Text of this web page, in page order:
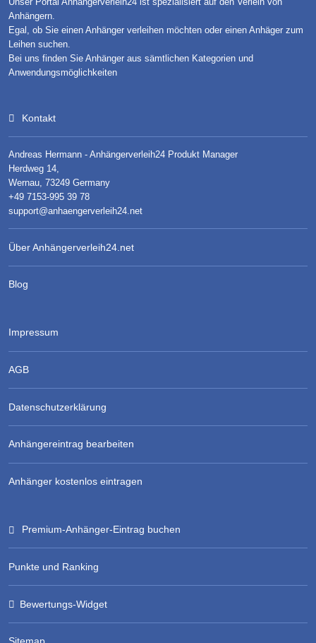
Anhängern.
Egal, ob Sie einen Anhänger verleihen möchten oder einen Anhäger zum
Leihen suchen.
Bei uns finden Sie Anhänger aus sämtlichen Kategorien und
Anwendungsmöglichkeiten
Kontakt
Andreas Hermann - Anhängerverleih24 Produkt Manager
Herdweg 14,
Wernau, 73249 Germany
+49 7153-995 39 78
support@anhaengerverleih24.net
Über Anhängerverleih24.net
Blog
Impressum
AGB
Datenschutzerklärung
Anhängereintrag bearbeiten
Anhänger kostenlos eintragen
Premium-Anhänger-Eintrag buchen
Punkte und Ranking
Bewertungs-Widget